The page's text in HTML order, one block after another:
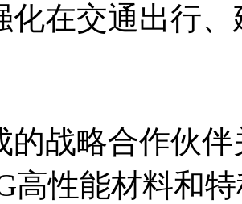
化在交通出行
的战略合作伙
高性能材料和